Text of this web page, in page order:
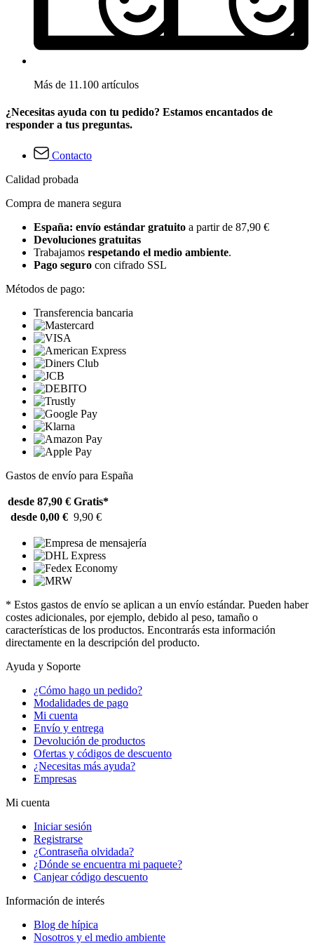
Más de 11.100 artículos
¿Necesitas ayuda con tu pedido? Estamos encantados de
responder a tus preguntas.
Contacto
Calidad probada
Compra de manera segura
España: envío estándar gratuito a partir de 87,90 €
Devoluciones gratuitas
Trabajamos respetando el medio ambiente.
Pago seguro con cifrado SSL
Métodos de pago:
Transferencia bancaria
Gastos de envío para España
desde 87,90 € Gratis*
desde 0,00 € 9,90 €
* Estos gastos de envío se aplican a un envío estándar. Pueden haber
costes adicionales, por ejemplo, debido al peso, tamaño o
características de los productos. Encontrarás esta información
directamente en la descripción del producto.
Ayuda y Soporte
¿Cómo hago un pedido?
Modalidades de pago
Mi cuenta
Envío y entrega
Devolución de productos
Ofertas y códigos de descuento
¿Necesitas más ayuda?
Empresas
Mi cuenta
Iniciar sesión
Registrarse
¿Contraseña olvidada?
¿Dónde se encuentra mi paquete?
Canjear código descuento
Información de interés
Blog de hípica
Nosotros y el medio ambiente